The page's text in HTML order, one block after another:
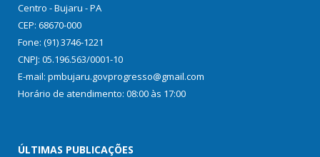
Centro - Bujaru - PA
CEP: 68670-000
Fone: (91) 3746-1221
CNPJ: 05.196.563/0001-10
E-mail: pmbujaru.govprogresso@gmail.com
Horário de atendimento: 08:00 às 17:00
ÚLTIMAS PUBLICAÇÕES